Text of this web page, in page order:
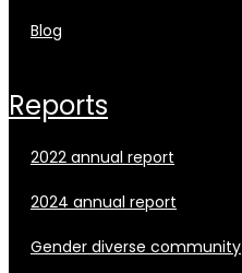
blog
reports
2022 annual report
2024 annual report
gender diverse community